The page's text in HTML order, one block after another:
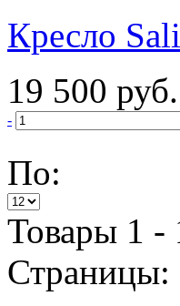
Кресло
19 500 руб.
-
По:
Товары 1 -
Страницы: